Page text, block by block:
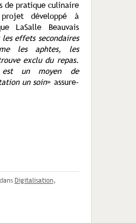
de pratique culinaire
développé à
LaSalle Beauvais
effets secondaires
les aphtes, les
exclu du repas.
est un moyen de
un soin» assure-
dans Digitalisation,